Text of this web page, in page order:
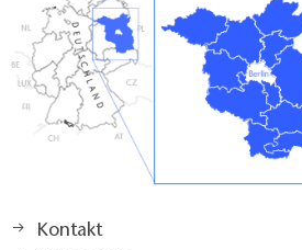
Kontakt